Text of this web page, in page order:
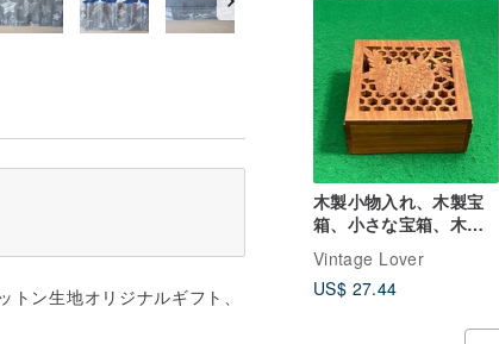
木製小物入れ、木製宝
箱、小さな宝箱、木製
ジュエリーボックス
Vintage Lover
US$ 27.44
ン生地オリジナルギフト、